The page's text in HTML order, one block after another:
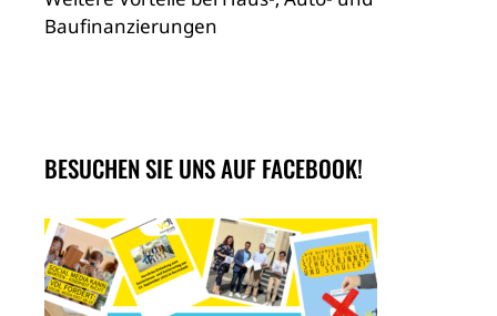
Baufinanzierungen
BESUCHEN SIE UNS AUF FACEBOOK!